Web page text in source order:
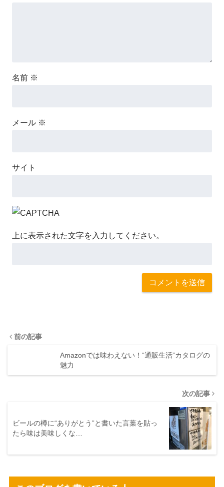
名前 ※
メール ※
サイト
上に表示された文字を入力してください。
前の記事
Amazonでは味わえない！“通販生活”カタログの
魅力
次の記事
ビールの樽に“ありがとう”と書いた言葉を貼っ
たら味は美味しくな…